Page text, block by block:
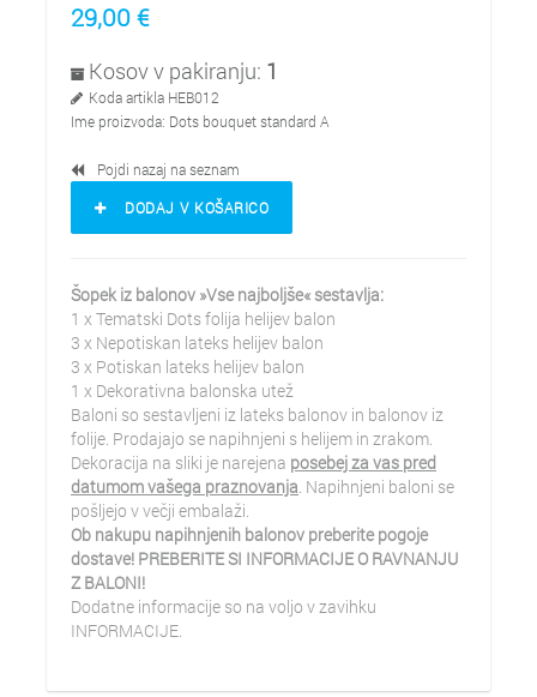
29,00€
Kosov v pakiranju: 1
Koda artikla HEB012
Ime proizvoda: Dots bouquet standard A
Pojdi nazaj na seznam
DODAJ V KOŠARICO
Šopek iz balonov »Vse najboljše« sestavlja:
1 x Tematski Dots folija helijev balon
3 x Nepotiskan lateks helijev balon
3 x Potiskan lateks helijev balon
1 x Dekorativna balonska utež
Baloni so sestavljeni iz lateks balonov in balonov iz
folije. Prodajajo se napihnjeni s helijem in zrakom.
Dekoracija na sliki je narejena posebej za vas pred
datumom vašega praznovanja. Napihnjeni baloni se
pošljejo v večji embalaži.
Ob nakupu napihnjenih balonov preberite pogoje
dostave! PREBERITE SI INFORMACIJE O RAVNANJU
Z BALONI!
Dodatne informacije so na voljo v zavihku
INFORMACIJE.